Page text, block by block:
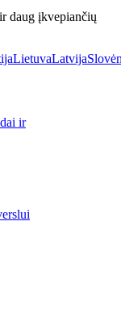
daug įkvepiančių
LietuvaLatvija
ir